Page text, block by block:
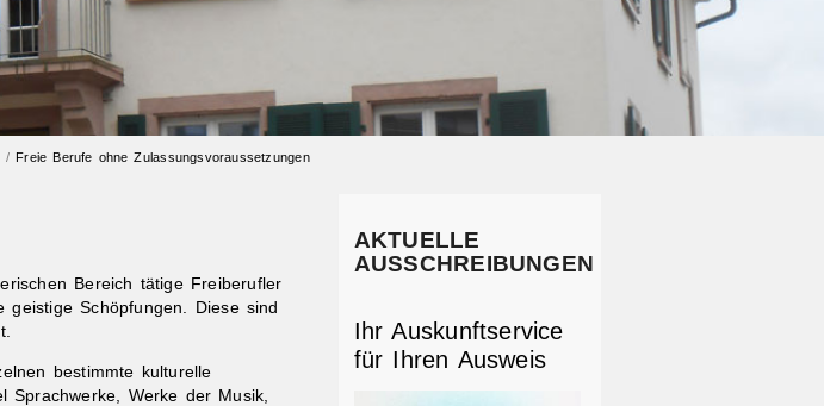
/ Freie Berufe ohne Zulassungsvoraussetzungen
Bereich tätige Freiberufler
geistige Schöpfungen. Diese sind
bestimmte kulturelle
Sprachwerke, Werke der Musik,
AKTUELLE
AUSSCHREIBUNGEN
Ihr Auskunftservice
für Ihren Ausweis